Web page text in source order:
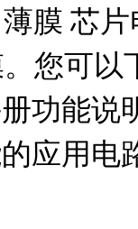
膜 芯
您可
功能
应用电